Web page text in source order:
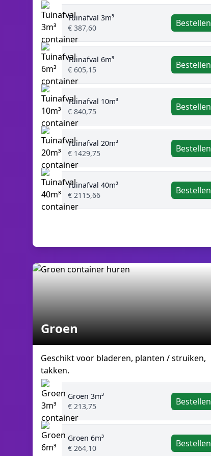
Tuinafval 3m³
€ 387,60
Bestellen
Tuinafval 6m³
€ 605,15
Bestellen
Tuinafval 10m³
€ 840,75
Bestellen
Tuinafval 20m³
€ 1429,75
Bestellen
Tuinafval 40m³
€ 2115,66
Bestellen
Groen
Geschikt voor bladeren, planten / struiken,
takken.
Groen 3m³
€ 213,75
Bestellen
Groen 6m³
€ 264,10
Bestellen